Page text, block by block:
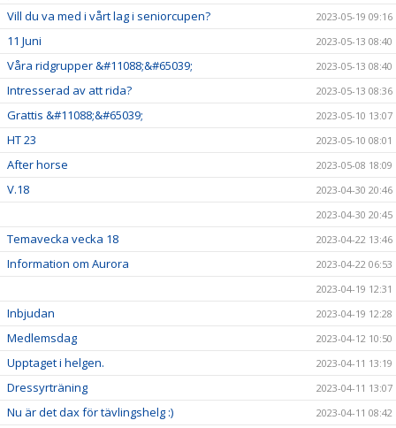
Vill du va med i vårt lag i seniorcupen? 2023-05-19 09:16
11 Juni 2023-05-13 08:40
Våra ridgrupper &#11088;&#65039; 2023-05-13 08:40
Intresserad av att rida? 2023-05-13 08:36
Grattis &#11088;&#65039; 2023-05-10 13:07
HT 23 2023-05-10 08:01
After horse 2023-05-08 18:09
V.18
2023-04-30 20:46
2023-04-30 20:45
Temavecka vecka 18 2023-04-22 13:46
Information om Aurora
2023-04-22 06:53
2023-04-19 12:31
Inbjudan 2023-04-19 12:28
Medlemsdag 2023-04-12 10:50
Upptaget i helgen. 2023-04-11 13:19
Dressyrträning 2023-04-11 13:07
Nu är det dax för tävlingshelg :) 2023-04-11 08:42